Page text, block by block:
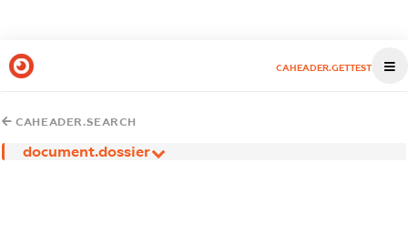
CAHEADER.GETTEST
CAHEADER.SEARCH
document.dossier